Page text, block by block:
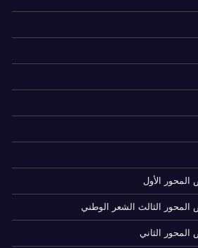
الأول
الثالث الشعر الوطني
الثاني